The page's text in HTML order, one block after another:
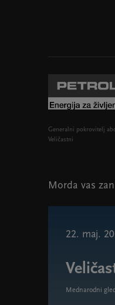
Generalni pokrovitelj
Veličastni
Morda vas
22. maj.
Mednarodni